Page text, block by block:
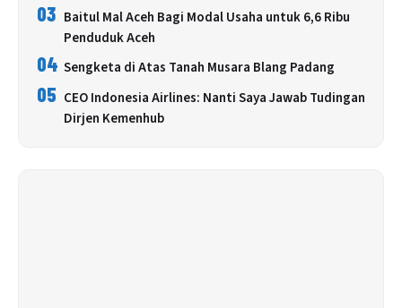
03 Baitul Mal Aceh Bagi Modal Usaha untuk 6,6 Ribu
Penduduk Aceh
04 Sengketa di Atas Tanah Musara Blang Padang
05 CEO Indonesia Airlines: Nanti Saya Jawab Tudingan
Dirjen Kemenhub